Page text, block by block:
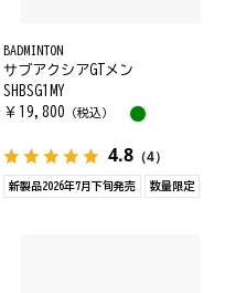
BADMINTON
サブアクシアGTメン
SHBSG1MY
￥ 19,800 （税込）
4.8（4）
新製品2026年7月下旬発売 数量限定